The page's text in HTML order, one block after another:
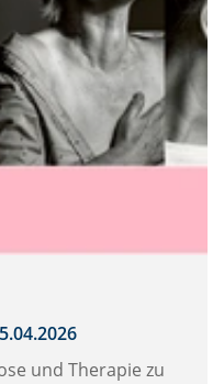
und Therapie zu